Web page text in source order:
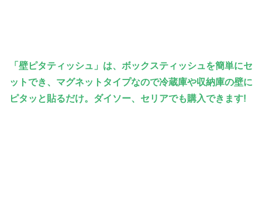
「壁ピタティッシュ」は、ボックスティッシュを簡単にセ
ットでき、マグネットタイプなので冷蔵庫や収納庫の壁に
ピタッと貼るだけ。ダイソー、セリアでも購入できます!